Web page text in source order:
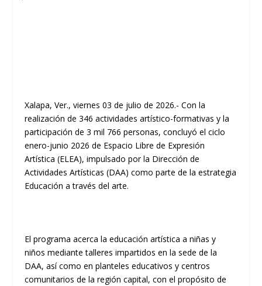
Xalapa, Ver., viernes 03 de julio de 2026.- Con la
realización de 346 actividades artístico-formativas y la
participación de 3 mil 766 personas, concluyó el ciclo
enero-junio 2026 de Espacio Libre de Expresión
Artística (ELEA), impulsado por la Dirección de
Actividades Artísticas (DAA) como parte de la estrategia
Educación a través del arte.
El programa acerca la educación artística a niñas y
niños mediante talleres impartidos en la sede de la
DAA, así como en planteles educativos y centros
comunitarios de la región capital, con el propósito de